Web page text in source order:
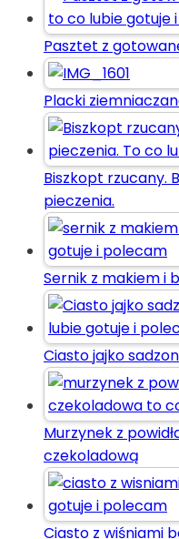
Pasztet z
Placki
Biszkopt rzucany.
pieczenia.
Sernik z makiem i
Ciasto jajko
Murzynek z
czekoladową
Ciasto z wiśniami